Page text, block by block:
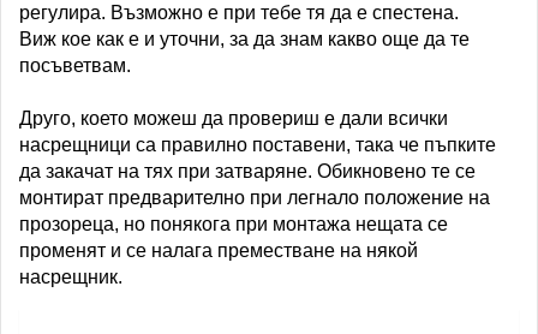
регулира. Възможно е при тебе тя да е спестена.
Виж кое как е и уточни, за да знам какво още да те
посъветвам.
Друго, което можеш да провериш е дали всички
насрещници са правилно поставени, така че пъпките
да закачат на тях при затваряне. Обикновено те се
монтират предварително при легнало положение на
прозореца, но понякога при монтажа нещата се
променят и се налага преместване на някой
насрещник.